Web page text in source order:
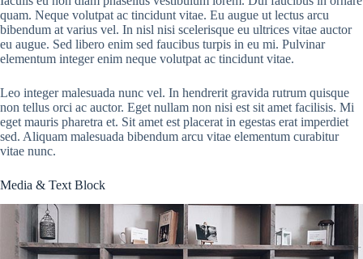
quam. Neque volutpat ac tincidunt vitae. Eu augue ut lectus arcu
bibendum at varius vel. In nisl nisi scelerisque eu ultrices vitae auctor
eu augue. Sed libero enim sed faucibus turpis in eu mi. Pulvinar
elementum integer enim neque volutpat ac tincidunt vitae.
Leo integer malesuada nunc vel. In hendrerit gravida rutrum quisque
non tellus orci ac auctor. Eget nullam non nisi est sit amet facilisis. Mi
eget mauris pharetra et. Sit amet est placerat in egestas erat imperdiet
sed. Aliquam malesuada bibendum arcu vitae elementum curabitur
vitae nunc.
Media & Text Block